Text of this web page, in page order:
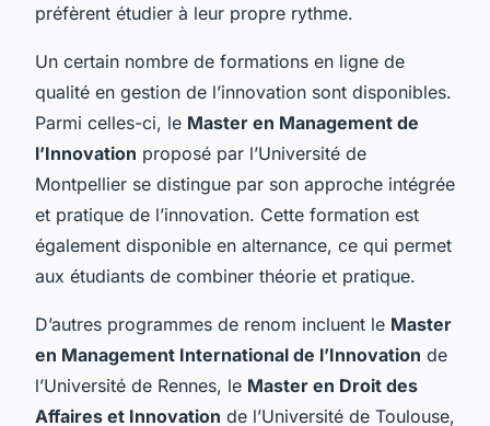
préfèrent étudier à leur propre rythme.
Un certain nombre de formations en ligne de
qualité en gestion de l’innovation sont disponibles.
Parmi celles-ci, le Master en Management de
l’Innovation proposé par l’Université de
Montpellier se distingue par son approche intégrée
et pratique de l’innovation. Cette formation est
également disponible en alternance, ce qui permet
aux étudiants de combiner théorie et pratique.
D’autres programmes de renom incluent le Master
en Management International de l’Innovation de
l’Université de Rennes, le Master en Droit des
Affaires et Innovation de l’Université de Toulouse,